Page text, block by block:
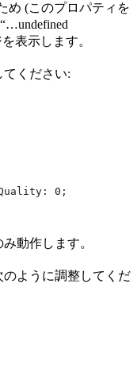
め (このプロパティを
表示します。
ください:
0;
動作します。
ように調整してくだ